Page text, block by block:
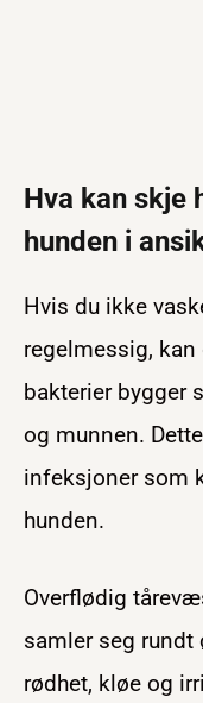
Hva kan skje
hunden i
Hvis du ikke
regelmessig,
bakterier bygger
og munnen.
infeksjoner som
hunden.
Overflødig
samler seg rundt
rødhet, kløe og